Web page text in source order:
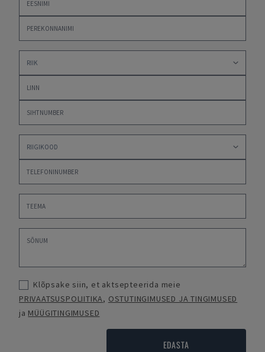
Klõpsake siin, et aktsepteerida meie
PRIVAATSUSPOLIITIKA, OSTUTINGIMUSED JA TINGIMUSED
ja MÜÜGITINGIMUSED
EDASTA